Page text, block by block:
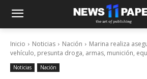
Inicio Noticias Nación
Marina realiza
vehículo, presunta droga, armas, munición,
Noticias Nación